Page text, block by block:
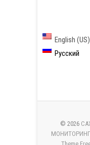
English (US)
Русский
© 2026